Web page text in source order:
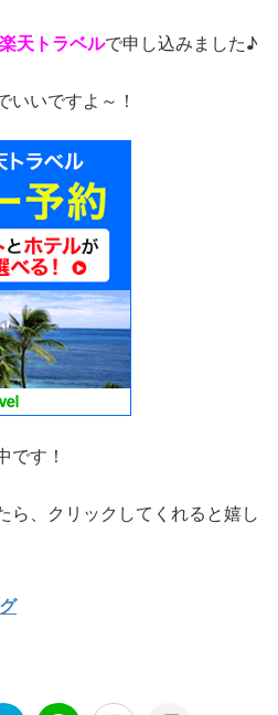
楽天トラベルで申し込みました♪
いいですよ～！
です！
ら、クリックしてくれると嬉し